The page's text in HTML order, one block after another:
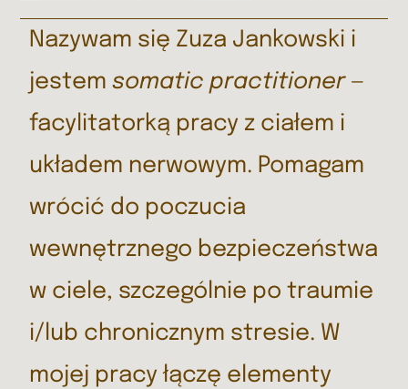
Nazywam się Zuza Jankowski i
jestem somatic practitioner—
facylitatorką pracy z ciałem i
układem nerwowym. Pomagam
wrócić do poczucia
wewnętrznego bezpieczeństwa
w ciele, szczególnie po traumie
i/lub chronicznym stresie. W
mojej pracy łączę elementy